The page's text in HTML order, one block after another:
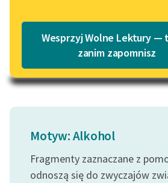
Lektury szkolne i klasyka
literatury do słuchania dla
uczennic i uczniów z
szkolnych i literatury do
uczniów z
niepełnosprawnościami
Wesprzyj Wolne Lektury —
zanim zapomnisz
Czytaj
Motyw: Alkohol
Fragmenty zaznaczane z
odnoszą się do zwyczajów